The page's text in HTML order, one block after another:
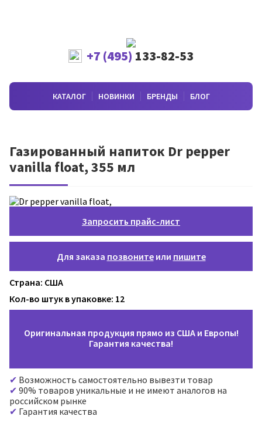
+7 (495) 133-82-53
КАТАЛОГ НОВИНКИ БРЕНДЫ БЛОГ
Газированный напиток Dr pepper
vanilla float, 355 мл
Запросить прайс-лист
Для заказа позвонитеили пишите
Страна: США
Кол-во штук в упаковке: 12
Оригинальная продукция прямо из США и Европы!
Гарантия качества!
Возможность самостоятельно вывезти товар
90% товаров уникальные и не имеют аналогов на
российском рынке
Гарантия качества